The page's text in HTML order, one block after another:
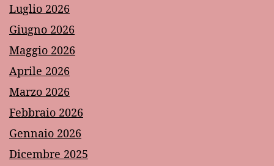
Luglio 2026
Giugno 2026
Maggio 2026
Aprile 2026
Marzo 2026
Febbraio 2026
Gennaio 2026
Dicembre 2025